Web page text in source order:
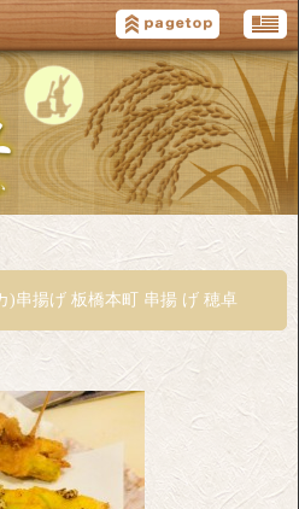
)串揚げ 板橋本町 串揚 げ 穂卓